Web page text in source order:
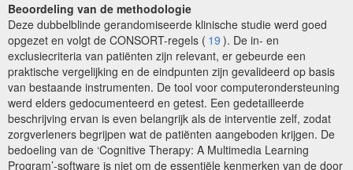
Beoordeling van de methodologie
Deze dubbelblinde gerandomiseerde klinische studie werd goed
opgezet en volgt de CONSORT-regels ( 19 ). De in- en
exclusiecriteria van patiënten zijn relevant, er gebeurde een
praktische vergelijking en de eindpunten zijn gevalideerd op basis
van bestaande instrumenten. De tool voor computerondersteuning
werd elders gedocumenteerd en getest. Een gedetailleerde
beschrijving ervan is even belangrijk als de interventie zelf, zodat
zorgverleners begrijpen wat de patiënten aangeboden krijgen. De
bedoeling van de ‘Cognitive Therapy: A Multimedia Learning
Program’-software is niet om de essentiële kenmerken van de door